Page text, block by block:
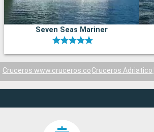
Seven Seas Mariner
Cruceros www.cruceros.coCruceros Adriatico